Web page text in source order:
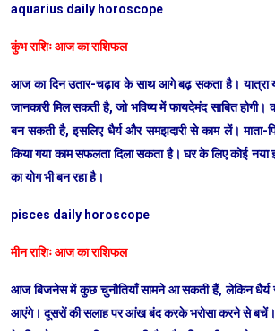
aquarius daily horoscope
कुंभ राशिः आज का राशिफल
आज का दिन उतार-चढ़ाव के साथ आगे बढ़ सकता है। यात्रा
जानकारी मिल सकती है, जो भविष्य में फायदेमंद साबित होगी।
बन सकती है, इसलिए धैर्य और समझदारी से काम लें। माता-
किया गया काम सफलता दिला सकता है। घर के लिए कोई नया
का योग भी बन रहा है।
pisces daily horoscope
मीन राशिः आज का राशिफल
आज बिजनेस में कुछ चुनौतियाँ सामने आ सकती हैं, लेकिन धैर्य
आएंगे। दूसरों की सलाह पर आंख बंद करके भरोसा करने से बचें।